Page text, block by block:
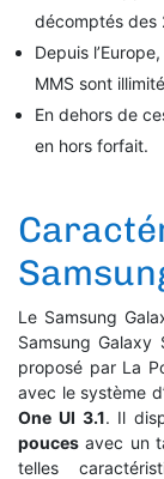
décomptés des
Depuis
MMS sont
En dehors de
en hors forfait.
Le Samsung
Samsung Galaxy
proposé par La
avec le système
One UI 3.1. Il
pouces avec un
telles